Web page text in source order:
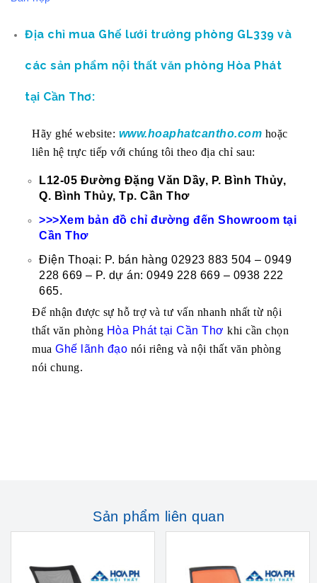
Địa chỉ mua Ghế lưới trưởng phòng GL339 và
các sản phẩm nội thất văn phòng Hòa Phát
tại Cần Thơ:
Hãy ghé website: www.hoaphatcantho.com hoặc
liên hệ trực tiếp với chúng tôi theo địa chỉ sau:
L12-05 Đường Đặng Văn Dầy, P. Bình Thủy,
Q. Bình Thủy, Tp. Cần Thơ
>>>Xem bản đồ chỉ đường đến Showroom tại
Cần Thơ
Điện Thoại: P. bán hàng 02923 883 504 – 0949
228 669 – P. dự án: 0949 228 669 – 0938 222
665.
Để nhận được sự hỗ trợ và tư vấn nhanh nhất từ nội
thất văn phòng Hòa Phát tại Cần Thơ khi cần chọn
mua Ghế lãnh đạo nói riêng và nội thất văn phòng
nói chung.
Sản phẩm liên quan